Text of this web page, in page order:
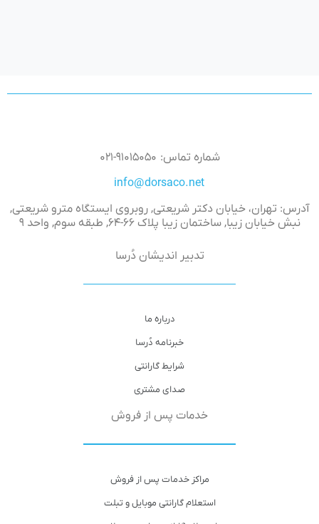
شماره تماس: ۹۱۰۱۵۰۵۰-۰۲۱
آدرس: تهران، خیابان دکتر شریعتی, روبروی ایستگاه مترو شریعتی,
نبش خیابان زیبا, ساختمان زیبا پلاک ۶۶-۶۴, طبقه سوم, واحد ۹
تدبیر اندیشان دُرسا
درباره ما
خبرنامه دُرسا
شرایط گارانتی
صدای مشتری
خدمات پس از فروش
مراکز خدمات پس از فروش
استعلام گارانتی موبایل و تبلت